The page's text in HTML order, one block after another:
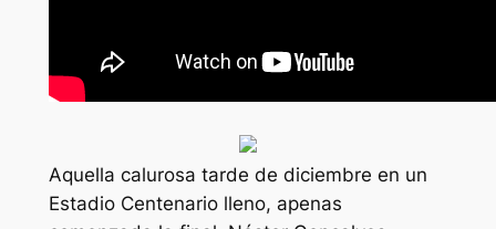
Aquella calurosa tarde de diciembre en un
Estadio Centenario lleno, apenas